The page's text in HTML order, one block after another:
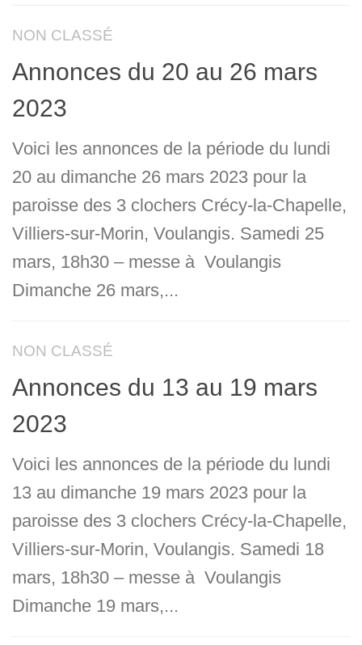
NON CLASSÉ
Annonces du 20 au 26 mars
2023
Voici les annonces de la période du lundi
20 au dimanche 26 mars 2023 pour la
paroisse des 3 clochers Crécy-la-Chapelle,
Villiers-sur-Morin, Voulangis. Samedi 25
mars, 18h30 – messe à Voulangis
Dimanche 26 mars,...
NON CLASSÉ
Annonces du 13 au 19 mars
2023
Voici les annonces de la période du lundi
13 au dimanche 19 mars 2023 pour la
paroisse des 3 clochers Crécy-la-Chapelle,
Villiers-sur-Morin, Voulangis. Samedi 18
mars, 18h30 – messe à Voulangis
Dimanche 19 mars,...